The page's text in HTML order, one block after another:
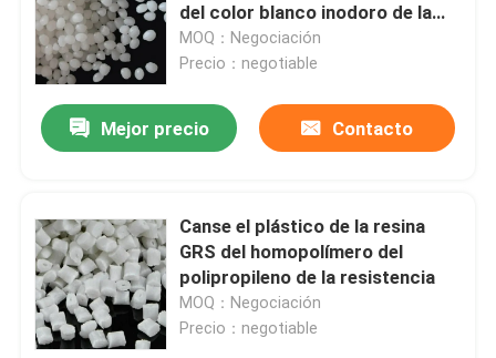
del color blanco inodoro de la
resina
MOQ：Negociación
Precio：negotiable
Mejor precio Contacto
Canse el plástico de la resina
GRS del homopolímero del
polipropileno de la resistencia
MOQ：Negociación
Precio：negotiable